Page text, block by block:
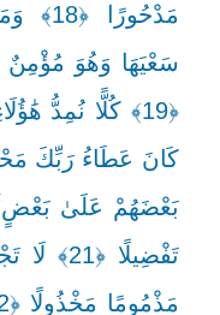
سَعْيَهَا وَهُوَ مُؤْمِنٌ
﴿19﴾ كُلًّا نُمِدُّ
بَعْضَهُمْ عَلَىٰ بَعْضٍ
تَفْضِيلًا